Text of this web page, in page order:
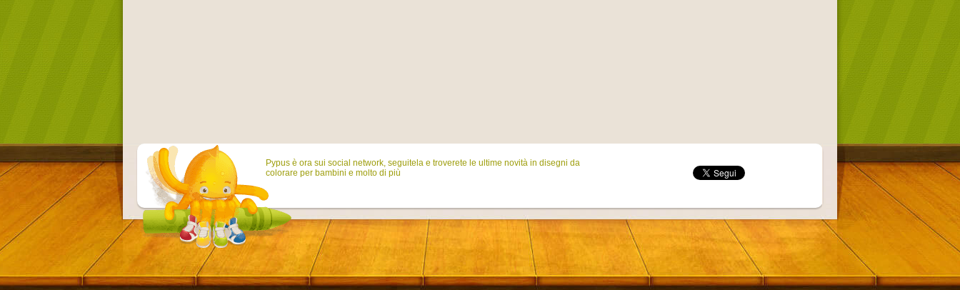
Pypus è ora sui social network, seguitela e troverete le ultime novità in disegni da
colorare per bambini e molto di più